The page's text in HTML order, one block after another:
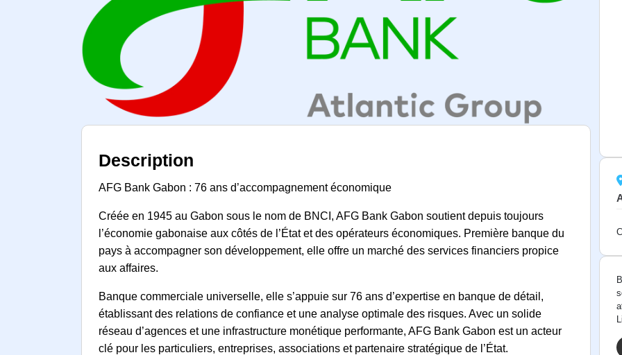
Description
AFG Bank Gabon : 76 ans d’accompagnement économique
Créée en 1945 au Gabon sous le nom de BNCI, AFG Bank Gabon soutient depuis toujours
l’économie gabonaise aux côtés de l’État et des opérateurs économiques. Première banque du
pays à accompagner son développement, elle offre un marché des services financiers propice
aux affaires.
Banque commerciale universelle, elle s’appuie sur 76 ans d’expertise en banque de détail,
établissant des relations de confiance et une analyse optimale des risques. Avec un solide
réseau d’agences et une infrastructure monétique performante, AFG Bank Gabon est un acteur
clé pour les particuliers, entreprises, associations et partenaire stratégique de l’État.